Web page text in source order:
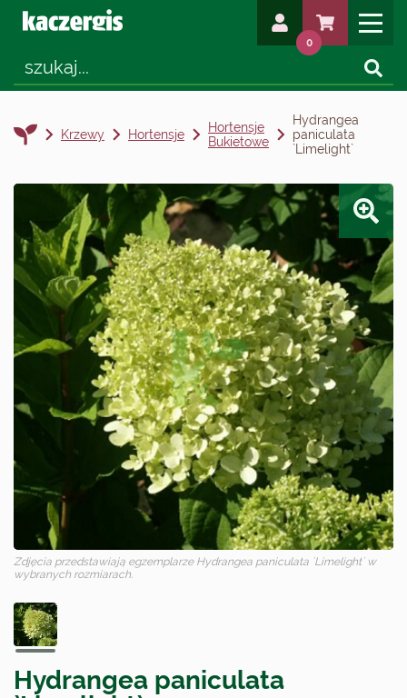
0
Krzewy Hortensje
Hortensje
Bukietowe
Hydrangea
paniculata
`Limelight`
Zdjęcia przedstawiają egzemplarze Hydrangea paniculata `Limelight`w
wybranych rozmiarach.
Hydrangea paniculata